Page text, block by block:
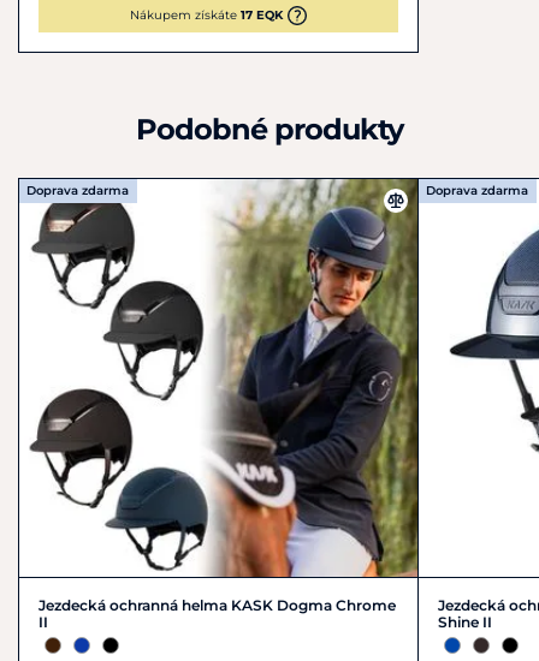
Velikosti: 1(53-56), 2(57-59)
Nákupem získáte 17 EQK
Podobné produkty
Doprava zdarma
Jezdecká ochranná helma KASK Dogma Chrome
II
Doprava zdarma
Jezdecká
Shine II